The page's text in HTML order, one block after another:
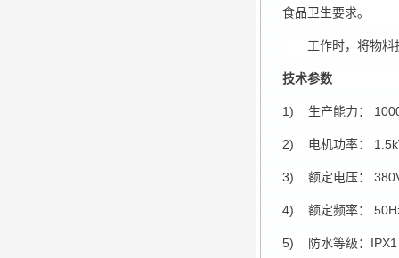
食品卫生要求。
工作时，将物
技术参数
1) 生产能力：
2) 电机功率：
3) 额定电压：
4) 额定频率：
5) 防水等级：IPX1